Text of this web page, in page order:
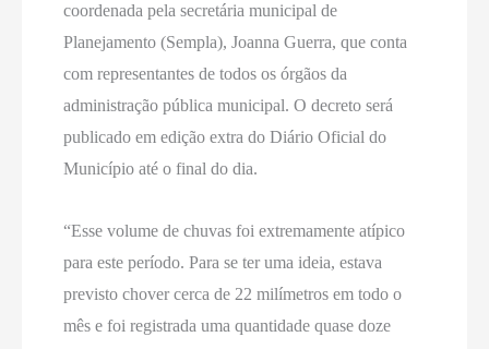
coordenada pela secretária municipal de
Planejamento (Sempla), Joanna Guerra, que conta
com representantes de todos os órgãos da
administração pública municipal. O decreto será
publicado em edição extra do Diário Oficial do
Município até o final do dia.
“Esse volume de chuvas foi extremamente atípico
para este período. Para se ter uma ideia, estava
previsto chover cerca de 22 milímetros em todo o
mês e foi registrada uma quantidade quase doze